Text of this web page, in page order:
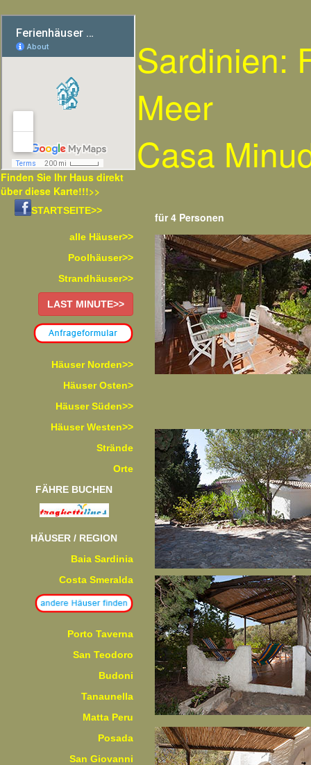
Finden Sie Ihr Haus direkt
über diese Karte!!!>>
Sardinien:
Meer
Casa
STARTSEITE>>
alle Häuser>>
Poolhäuser>>
Strandhäuser>>
LAST MINUTE>>
Häuser Norden>>
Häuser Osten>
Häuser Süden>>
Häuser Westen>>
Strände
Orte
FÄHRE BUCHEN
HÄUSER / REGION
Baia Sardinia
Costa Smeralda
Porto Taverna
San Teodoro
Budoni
Tanaunella
Matta Peru
Posada
San Giovanni
für 4 Personen